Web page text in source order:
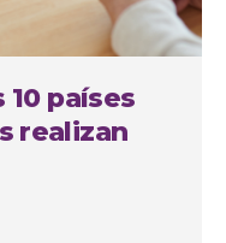
países
realizan